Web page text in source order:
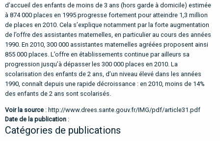
d’accueil des enfants de moins de 3 ans (hors garde à domicile) estimée
à 874 000 places en 1995 progresse fortement pour atteindre 1,3 million
de places en 2010. Cela s’explique notamment par la forte augmentation
de l’offre des assistantes maternelles, en particulier au cours des années
1990. En 2010, 300 000 assistantes maternelles agréées proposent ainsi
855 000 places. L’offre en établissements continue par ailleurs sa
progression jusqu’à dépasser les 300 000 places en 2010. La
scolarisation des enfants de 2 ans, d’un niveau élevé dans les années
1990, connaît depuis une rapide décroissance : en 2010, moins de 14%
des enfants de 2 ans sont scolarisés.
Voir la source : http://www.drees.sante.gouv.fr/IMG/pdf/article31.pdf
Date de la publication :
Catégories de publications